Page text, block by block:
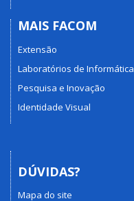
MAIS FACOM
Extensão
Laboratórios de Informática
Pesquisa e Inovação
Identidade Visual
DÚVIDAS?
Mapa do site